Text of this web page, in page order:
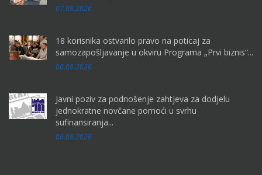
07.08.2026
18 korisnika ostvarilo pravo na poticaj za
samozapošljavanje u okviru Programa „Prvi biznis“...
06.08.2026
Javni poziv za podnošenje zahtjeva za dodjelu
jednokratne novčane pomoći u svrhu
sufinansiranja...
06.08.2026